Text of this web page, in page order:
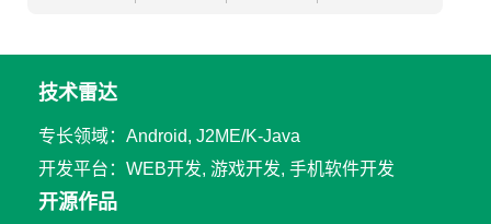
技术雷达
专长领域：Android, J2ME/K-Java
开发平台：WEB开发, 游戏开发, 手机软件开发
开源作品